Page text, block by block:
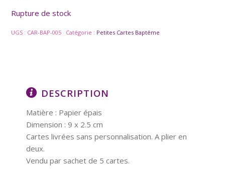
Rupture de stock
UGS : CAR-BAP-005 Catégorie : Petites Cartes Baptême
DESCRIPTION
Matière : Papier épais
Dimension : 9 x 2.5 cm
Cartes livrées sans personnalisation. A plier en
deux.
Vendu par sachet de 5 cartes.